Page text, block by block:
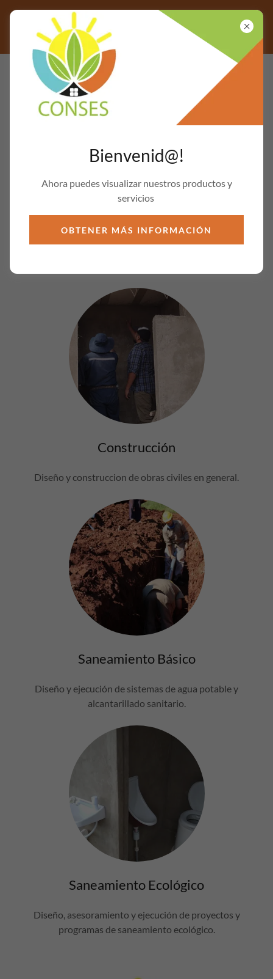
Inicio
Que hacemos?
Construcción
Diseño y construccion de obras civiles en general.
Saneamiento Básico
Diseño y ejecución de sistemas de agua potable y
alcantarillado sanitario.
Saneamiento Ecológico
Diseño, asesoramiento y ejecución de proyectos y
programas de saneamiento ecológico.
Bienvenid@!
Ahora puedes visualizar nuestros productos y
servicios
OBTENER MÁS INFORMACIÓN